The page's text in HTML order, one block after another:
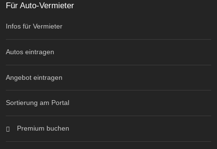
Für Auto-Vermieter
Infos für Vermieter
Autos eintragen
Angebot eintragen
Sortierung am Portal
Premium buchen